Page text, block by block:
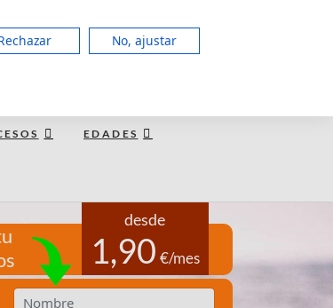
951 127 403
LUN a JUE de 8:00 - 20:00, VIE 15:00
EDADES
desde
1,90 €/mes
No, ajustar